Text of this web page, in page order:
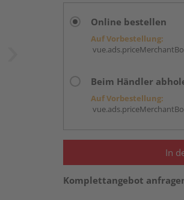
Online bestellen
Auf Vorbestellung:
Beim Händler
Auf Vorbestellung:
In
Komplettangebot